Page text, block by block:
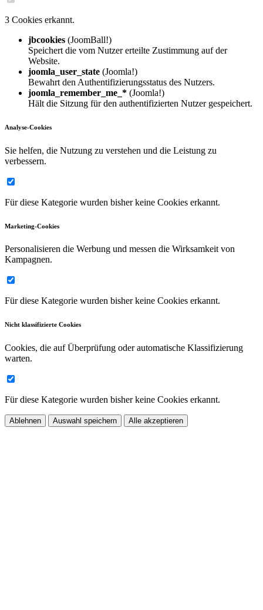
3 Cookies erkannt.
jbcookies (JoomBall!)
Speichert die vom Nutzer erteilte Zustimmung auf der
Website.
joomla_user_state (Joomla!)
Bewahrt den Authentifizierungsstatus des Nutzers.
joomla_remember_me_* (Joomla!)
Hält die Sitzung für den authentifizierten Nutzer gespeichert.
Analyse-Cookies
Sie helfen, die Nutzung zu verstehen und die Leistung zu
verbessern.
Für diese Kategorie wurden bisher keine Cookies erkannt.
Marketing-Cookies
Personalisieren die Werbung und messen die Wirksamkeit von
Kampagnen.
Für diese Kategorie wurden bisher keine Cookies erkannt.
Nicht klassifizierte Cookies
Cookies, die auf Überprüfung oder automatische Klassifizierung
warten.
Für diese Kategorie wurden bisher keine Cookies erkannt.
Ablehnen Auswahl speichern Alle akzeptieren